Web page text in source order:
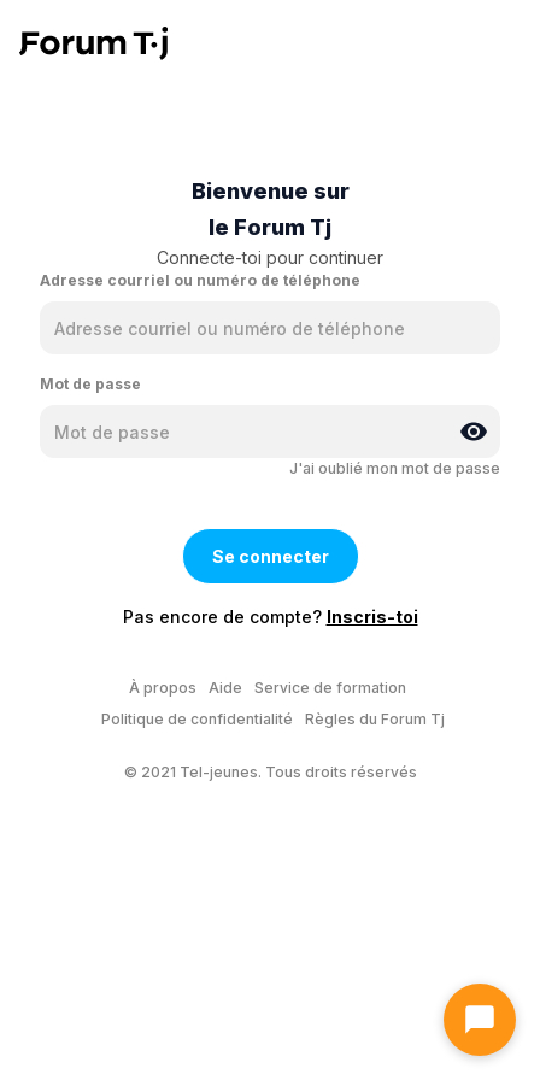
Bienvenue sur
le Forum Tj
Connecte-toi pour continuer
Adresse courriel ou numéro de téléphone
Mot de passe
J'ai oublié mon mot de passe
Pas encore de compte? Inscris-toi
À propos Aide
Service de formation
Politique de confidentialité
Règles du Forum Tj
© 2021 Tel-jeunes. Tous droits réservés